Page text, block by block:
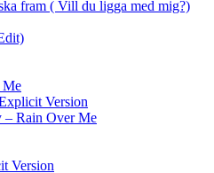
fram ( Vill du ligga med mig?)
Me
Version
– Rain Over Me
Version